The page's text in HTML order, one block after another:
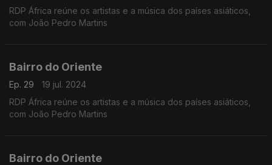
RDP África reúne os artistas e a música dos países asiáticos,
com João Pedro Martins
Bairro do Oriente
Ep. 29
19 jul. 2024
RDP África reúne os artistas e a música dos países asiáticos,
com João Pedro Martins
Bairro do Oriente